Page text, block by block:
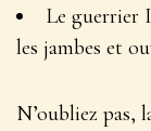
Le guerrier
les jambes et
N’oubliez pas,